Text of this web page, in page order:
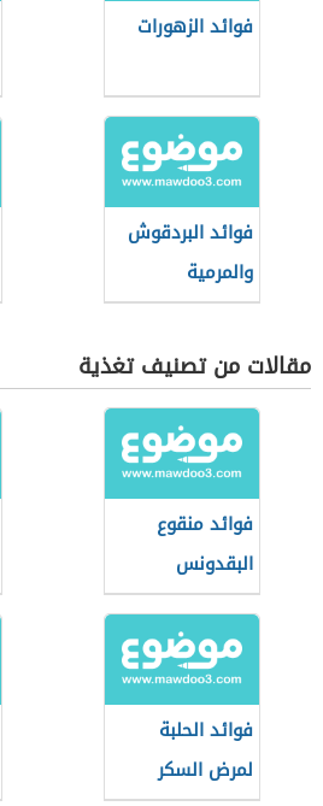
فوائد الزهورات
فوائد البردقوش
والمرمية
مقالات من تصنيف تغذية
فوائد منقوع
البقدونس
فوائد الحلبة
لمرض السكر